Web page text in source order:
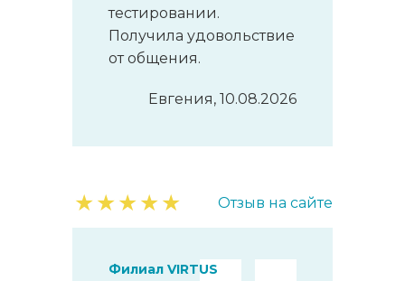
тестировании.
Получила удовольствие
от общения.
Евгения, 10.08.2026
★★★★★ Отзыв на сайте
Филиал VIRTUS